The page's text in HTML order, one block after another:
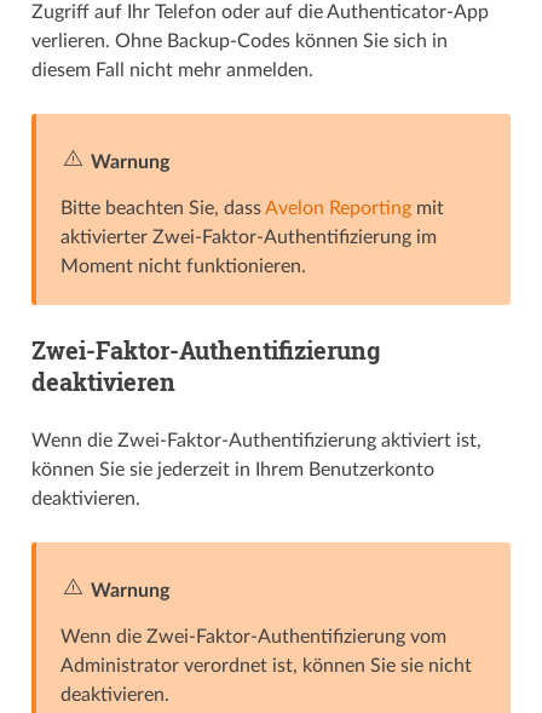
Zugriff auf Ihr Telefon oder auf die Authenticator-App
verlieren. Ohne Backup-Codes können Sie sich in
diesem Fall nicht mehr anmelden.
Warnung
Bitte beachten Sie, dassAvelon Reportingmit
aktivierter Zwei-Faktor-Authentifizierung im
Moment nicht funktionieren.
Zwei-Faktor-Authentifizierung
deaktivieren
Wenn die Zwei-Faktor-Authentifizierung aktiviert ist,
können Sie sie jederzeit in Ihrem Benutzerkonto
deaktivieren.
Warnung
Wenn die Zwei-Faktor-Authentifizierung vom
Administrator verordnet ist, können Sie sie nicht
deaktivieren.